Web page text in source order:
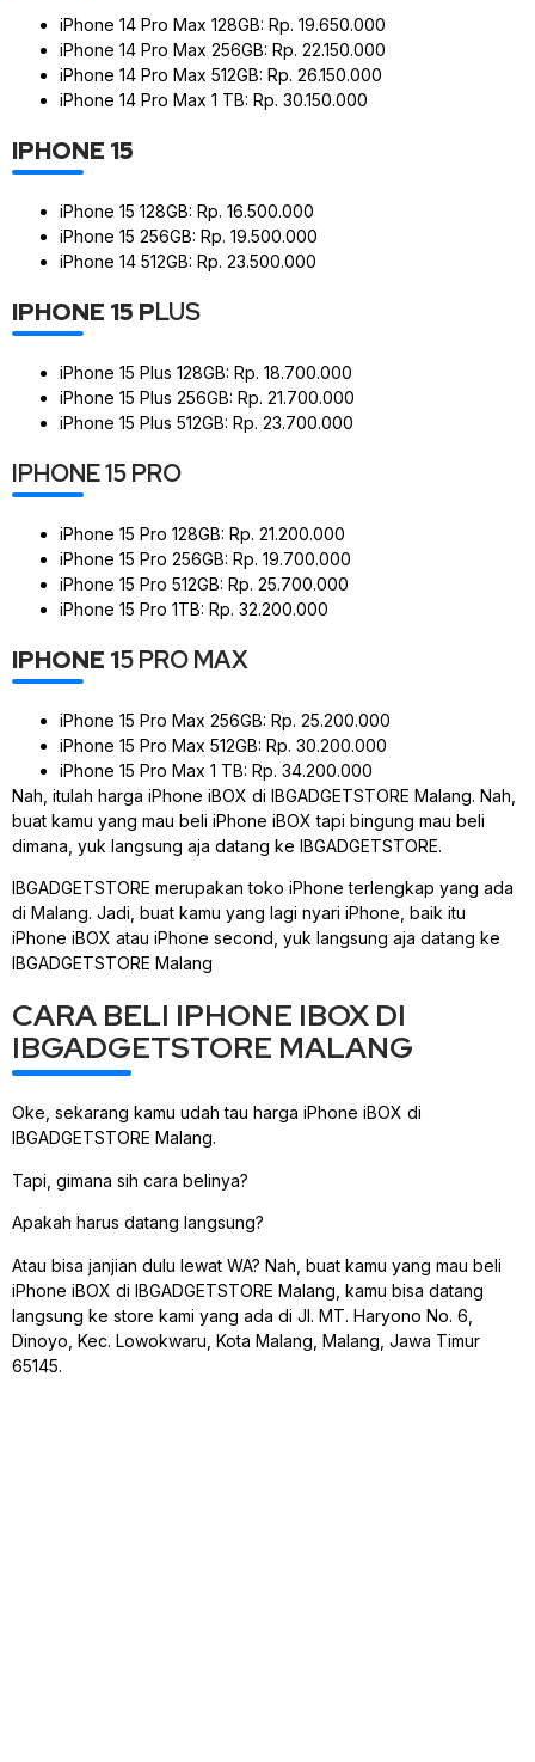
iPhone 14 Pro Max 128GB: Rp. 19.650.000
iPhone 14 Pro Max 256GB: Rp. 22.150.000
iPhone 14 Pro Max 512GB: Rp. 26.150.000
iPhone 14 Pro Max 1 TB: Rp. 30.150.000
IPHONE 15
iPhone 15 128GB: Rp. 16.500.000
iPhone 15 256GB: Rp. 19.500.000
iPhone 14 512GB: Rp. 23.500.000
IPHONE 15 PLUS
iPhone 15 Plus 128GB: Rp. 18.700.000
iPhone 15 Plus 256GB: Rp. 21.700.000
iPhone 15 Plus 512GB: Rp. 23.700.000
IPHONE 15 PRO
iPhone 15 Pro 128GB: Rp. 21.200.000
iPhone 15 Pro 256GB: Rp. 19.700.000
iPhone 15 Pro 512GB: Rp. 25.700.000
iPhone 15 Pro 1TB: Rp. 32.200.000
IPHONE 15 PRO MAX
iPhone 15 Pro Max 256GB: Rp. 25.200.000
iPhone 15 Pro Max 512GB: Rp. 30.200.000
iPhone 15 Pro Max 1 TB: Rp. 34.200.000
Nah, itulah harga iPhone iBOX di IBGADGETSTORE Malang. Nah,
buat kamu yang mau beli iPhone iBOX tapi bingung mau beli
dimana, yuk langsung aja datang ke IBGADGETSTORE.
IBGADGETSTORE merupakan toko iPhone terlengkap yang ada
di Malang. Jadi, buat kamu yang lagi nyari iPhone, baik itu
iPhone iBOX atau iPhone second, yuk langsung aja datang ke
IBGADGETSTORE Malang
CARA BELI IPHONE IBOX DI
IBGADGETSTORE MALANG
Oke, sekarang kamu udah tau harga iPhone iBOX di
IBGADGETSTORE Malang.
Tapi, gimana sih cara belinya?
Apakah harus datang langsung?
Atau bisa janjian dulu lewat WA? Nah, buat kamu yang mau beli
iPhone iBOX di IBGADGETSTORE Malang, kamu bisa datang
langsung ke store kami yang ada di Jl. MT. Haryono No. 6,
Dinoyo, Kec. Lowokwaru, Kota Malang, Malang, Jawa Timur
65145.